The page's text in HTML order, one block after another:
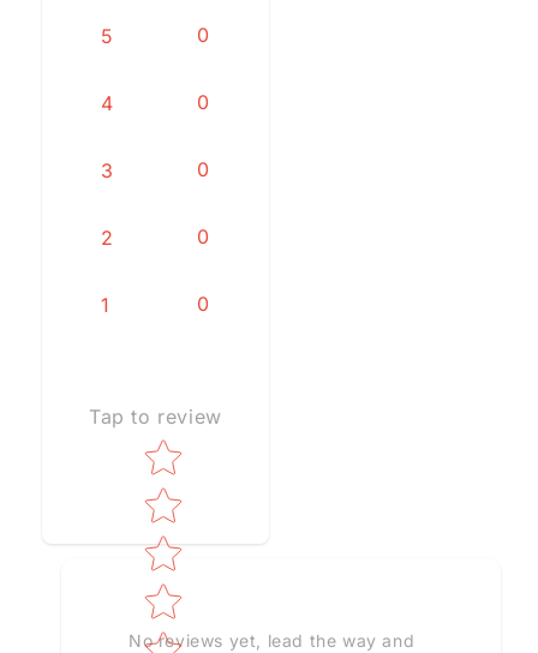
5 0
4 0
3 0
2 0
1 0
Tap to review
Star rating
No reviews yet, lead the way and